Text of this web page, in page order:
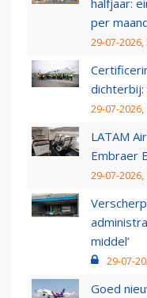
per
29-07-2026,
29-07-2026,
LATAM
Embraer
29-07-2026,
middel’
29-07-
Goed